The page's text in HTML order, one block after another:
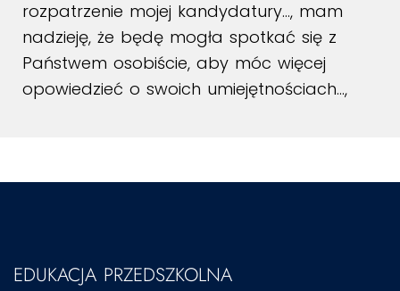
rozpatrzenie mojej kandydatury…, mam
nadzieję, że będę mogła spotkać się z
Państwem osobiście, aby móc więcej
opowiedzieć o swoich umiejętnościach…,
EDUKACJA PRZEDSZKOLNA